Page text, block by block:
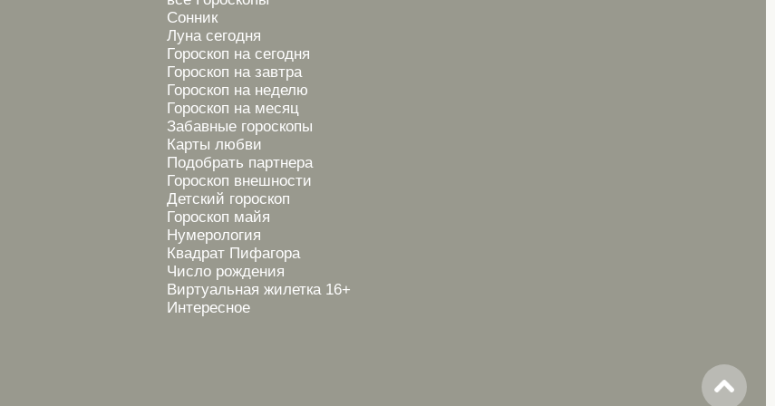
Сонник
Луна сегодня
Гороскоп на сегодня
Гороскоп на завтра
Гороскоп на неделю
Гороскоп на месяц
Забавные гороскопы
Карты любви
Подобрать партнера
Гороскоп внешности
Детский гороскоп
Гороскоп майя
Нумерология
Квадрат Пифагора
Число рождения
Виртуальная жилетка 16+
Интересное